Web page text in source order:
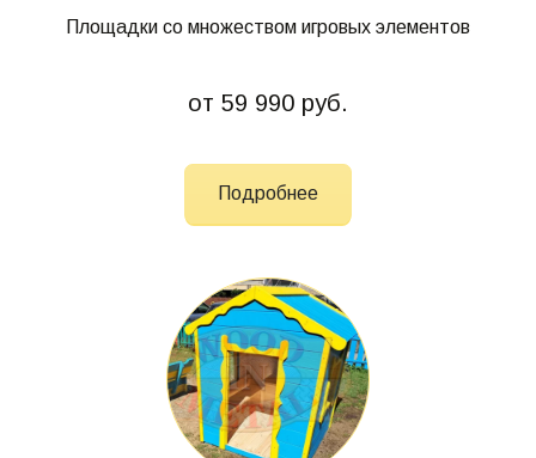
Площадки со множеством игровых элементов
от 59 990 руб.
Подробнее